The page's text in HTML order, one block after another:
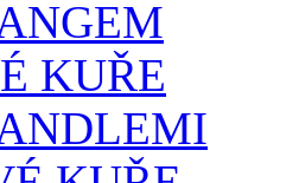
KUŘE